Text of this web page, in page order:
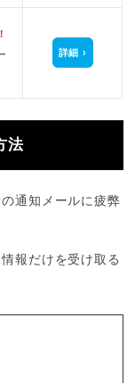
詳細
法
通知メールに疲弊
報だけを受け取る